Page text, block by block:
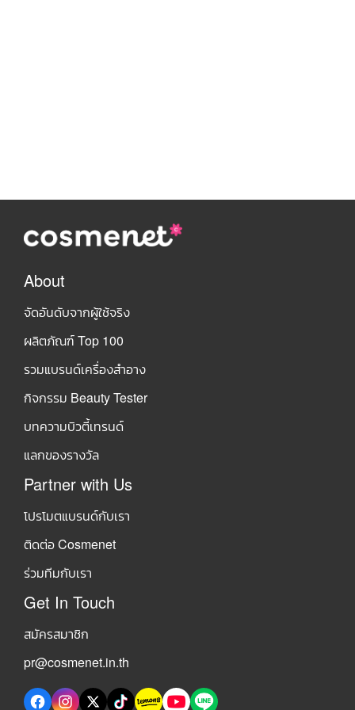
About
จัดอันดับจากผู้ใช้จริง
ผลิตภัณฑ์ Top 100
รวมแบรนด์เครื่องสำอาง
กิจกรรม Beauty Tester
บทความบิวตี้เทรนด์
แลกของรางวัล
Partner with Us
โปรโมตแบรนด์กับเรา
ติดต่อ Cosmenet
ร่วมทีมกับเรา
Get In Touch
สมัครสมาชิก
pr@cosmenet.in.th